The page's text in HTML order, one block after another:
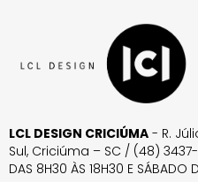
LCL DESIGN CRICIÚMA - R.
Sul, Criciúma – SC / (48) 3437-
DAS 8H30 ÀS 18H30 E SÁBADO